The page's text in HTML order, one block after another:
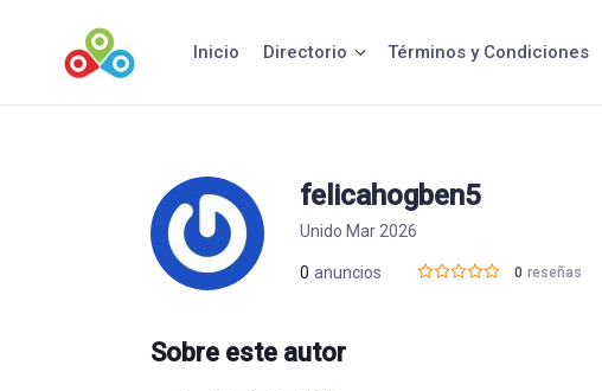
contenido
Inicio Directorio Términos y Condiciones
felicahogben5
Unido Mar 2026
0 anuncios 0 reseñas
Sobre este autor